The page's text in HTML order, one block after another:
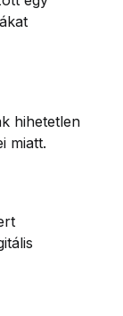
hihetetlen
miatt.